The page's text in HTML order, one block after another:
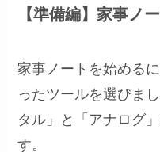
【準備編】家事ノ
家事ノートを始める
ったツールを選びま
タル」と「アナログ
す。